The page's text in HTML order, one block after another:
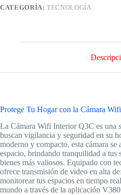
CATEGORÍA:TECNOLOGÍA
Protege Tu Hogar con la Cámara
La Cámara Wifi Interior Q3C es una
buscan vigilancia y seguridad en su
moderno y compacto, esta cámara
espacio, brindando tranquilidad a tus
bienes más valiosos. Equipado con
ofrece transmisión de video en alta
monitorear tus espacios en tiempo
mundo a través de la aplicación